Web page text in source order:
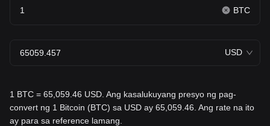
BTC
USD
1 BTC = 65,059.46 USD. Ang kasalukuyang presyo ng pag-
convert ng 1 Bitcoin (BTC) sa USD ay 65,059.46. Ang rate na ito
ay para sa reference lamang.